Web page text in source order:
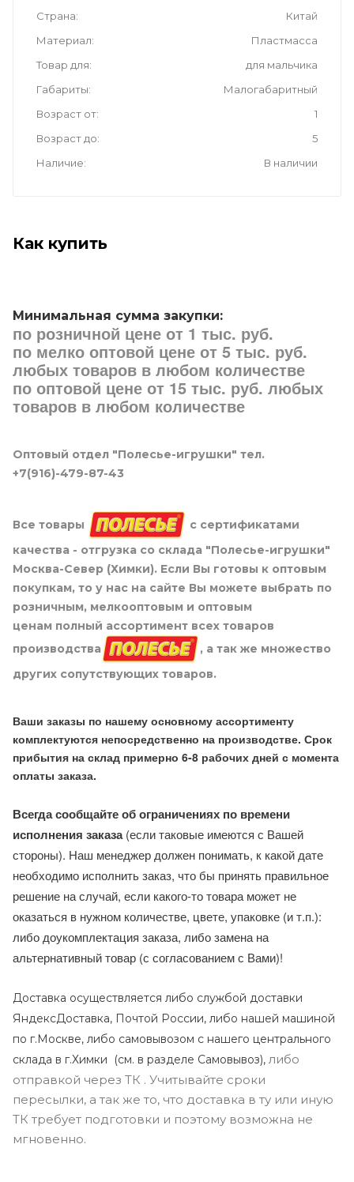
Страна
Китай
Материал
Пластмасса
Товар для
для мальчика
Габариты
Малогабаритный
Возраст от
1
Возраст до
5
Наличие
В наличии
Как купить
Минимальная сумма закупки:
по розничной цене от 1 тыс. руб.
по мелко оптовой цене от 5 тыс. руб.
любых товаров в любом количестве
по оптовой цене от 15 тыс. руб. любых
товаров в любом количестве
Оптовый отдел "Полесье-игрушки" тел.
+7(916)-479-87-43
Все товары
с сертификатами
качества - отгрузка со склада "Полесье-игрушки"
Москва-Север (Химки). Если Вы готовы к оптовым
покупкам, то у нас на сайте Вы можете выбрать по
розничным, мелкооптовым и оптовым
ценам полный ассортимент всех товаров
производства
, а так же множество
других сопутствующих товаров.
Ваши заказы по нашему основному ассортименту
комплектуются непосредственно на производстве. Срок
прибытия на склад примерно 6-8 рабочих дней с момента
оплаты заказа.
Всегда сообщайте об ограничениях по времени
исполнения заказа(если таковые имеются с Вашей
стороны). Наш менеджер должен понимать, к какой дате
необходимо исполнить заказ, что бы принять правильное
решение на случай, если какого-то товара может не
оказаться в нужном количестве, цвете, упаковке (и т.п.):
либо доукомплектация заказа, либо замена на
альтернативный товар (с согласованием с Вами)!
Доставка осуществляется либо службой доставки
ЯндексДоставка, Почтой России, либо нашей машиной
по г.Москве, либо самовывозом с нашего центрального
склада в г.Химки (см. в разделе Самовывоз), либо
отправкой через ТК . Учитывайте сроки
пересылки, а так же то, что доставка в ту или иную
ТК требует подготовки и поэтому возможна не
мгновенно.